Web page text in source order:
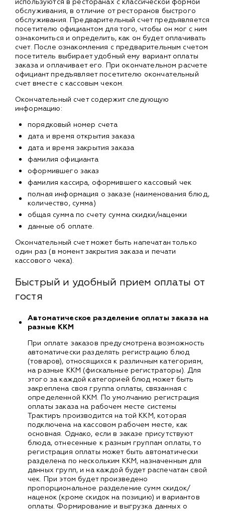
используются в ресторанах с классической формой
обслуживания, в отличие от ресторанов быстрого
обслуживания. Предварительный счет предъявляется
посетителю официантом для того, чтобы он мог с ним
ознакомиться и определить, как он будет оплачивать
счет. После ознакомления с предварительным счетом
посетитель выбирает удобный ему вариант оплаты
заказа и оплачивает его. При окончательном расчете
официант предъявляет посетителю окончательный
счет вместе с кассовым чеком.
Окончательный счет содержит следующую
информацию:
порядковый номер счета
дата и время открытия заказа
дата и время закрытия заказа
фамилия официанта
оформившего заказ
фамилия кассира, оформившего кассовый чек
полная информация о заказе (наименования блюд,
количество, сумма)
общая сумма по счету сумма скидки/наценки
данные об оплате.
Окончательный счет может быть напечатан только
один раз (в момент закрытия заказа и печати
кассового чека).
Быстрый и удобный прием оплаты от
гостя
Автоматическое разделение оплаты заказа на
разные ККМ
При оплате заказов предусмотрена возможность
автоматически разделять регистрацию блюд
(товаров), относящихся к различным категориям,
на разные ККМ (фискальные регистраторы). Для
этого за каждой категорией блюд может быть
закреплена своя группа оплаты, связанная с
определенной ККМ. По умолчанию регистрация
оплаты заказа на рабочем месте системы
Трактиръ производится на той ККМ, которая
подключена на кассовом рабочем месте, как
основная. Однако, если в заказе присутствуют
блюда, отнесенные к разным группам оплаты, то
регистрация оплаты может быть автоматически
разделена по нескольким ККМ, назначенным для
данных групп, и на каждой будет распечатан свой
чек. При этом будет произведено
пропорциональное разделение сумм скидок/
наценок (кроме скидок на позицию) и вариантов
оплаты. Формирование и выгрузка данных о